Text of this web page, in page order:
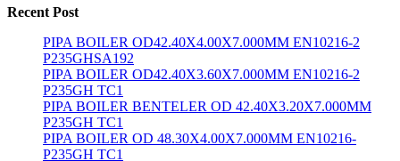
Recent Post
PIPA BOILER OD42.40X4.00X7.000MM EN10216-2
P235GHSA192
PIPA BOILER OD42.40X3.60X7.000MM EN10216-2
P235GH TC1
PIPA BOILER BENTELER OD 42.40X3.20X7.000MM
P235GH TC1
PIPA BOILER OD 48.30X4.00X7.000MM EN10216-
P235GH TC1